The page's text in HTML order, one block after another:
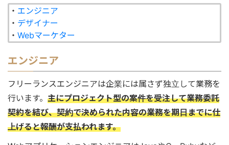
・ エンジニア
・ デザイナー
・ Webマーケター
エンジニア
フリーランスエンジニアは企業には属さず独立して業務を
行います。 主にプロジェクト型の案件を受注して業務委託
契約を結び、契約で決められた内容の業務を期日までに仕
上げると報酬が支払われます。